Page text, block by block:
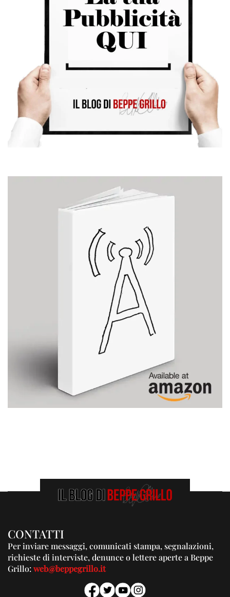
CONTATTI
Per inviare messaggi, comunicati stampa, segnalazioni,
richieste di interviste, denunce o lettere aperte a Beppe
Grillo:web@beppegrillo.it